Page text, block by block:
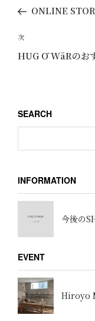
ナ
ビ
ゲ
ン
去
投
稿
ONLINE
次
の
次
HUG Ō WäRのお
SEARCH
INFORMATION
今後の
EVENT
Hiroyo